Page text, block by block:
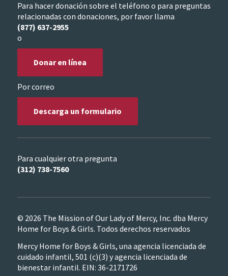
Para hacer donación sobre el teléfono o para preguntas
relacionadas con donaciones, por favor llama
(877) 637-2955
o
Donar en línea
Por correo
Descarga un formulario
Para cualquier otra pregunta
(312) 738-7560
© 2026 The Mission of Our Lady of Mercy, Inc. dba Mercy
Home for Boys & Girls. Todos derechos reservados
Mercy Home for Boys & Girls, una agencia licenciada de
cuidado infantil, 501 (c)(3) y agencia licenciada de
bienestar infantil. EIN: 36-2171726